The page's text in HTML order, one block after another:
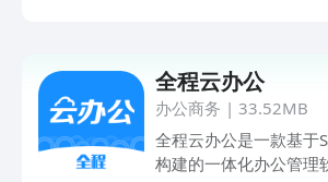
喜欢的内容，免费体验
线】 任务系统全新上线
务，金币自动兑换，新
更多，奖励更丰厚，天
全程云办公
办公商务 | 33.52MB
全程云办公是一款基于
构建的一体化办公管理